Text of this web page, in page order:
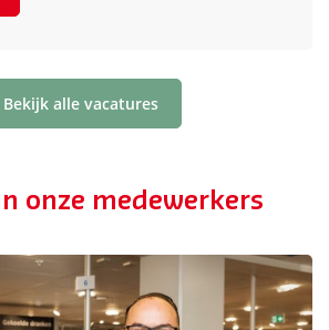
Bekijk alle vacatures
onze medewerkers